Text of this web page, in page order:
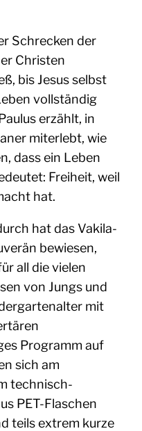
Schrecken der
Christen
bis Jesus selbst
vollständig
erzählt, in
miterlebt, wie
dass ein Leben
Freiheit, weil
hat.
hat das Vakila-
bewiesen,
all die vielen
von Jungs und
mit
Programm auf
sich am
technisch-
PET-Flaschen
teils extrem kurze